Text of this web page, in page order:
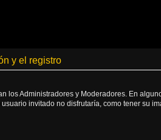
y el registro
los Administradores y Moderadores. En
invitado no disfrutaría, como tener su